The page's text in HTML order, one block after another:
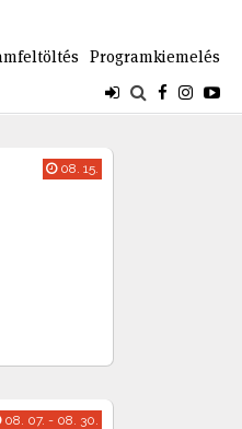
Programkiemelés
08. 15.
08. 07. - 08. 30.